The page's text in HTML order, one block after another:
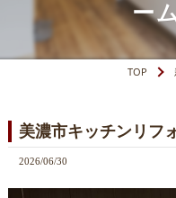
ー
TOP
美濃市キッチンリフ
2026/06/30